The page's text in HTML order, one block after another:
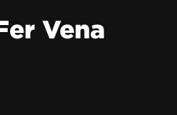
Vena